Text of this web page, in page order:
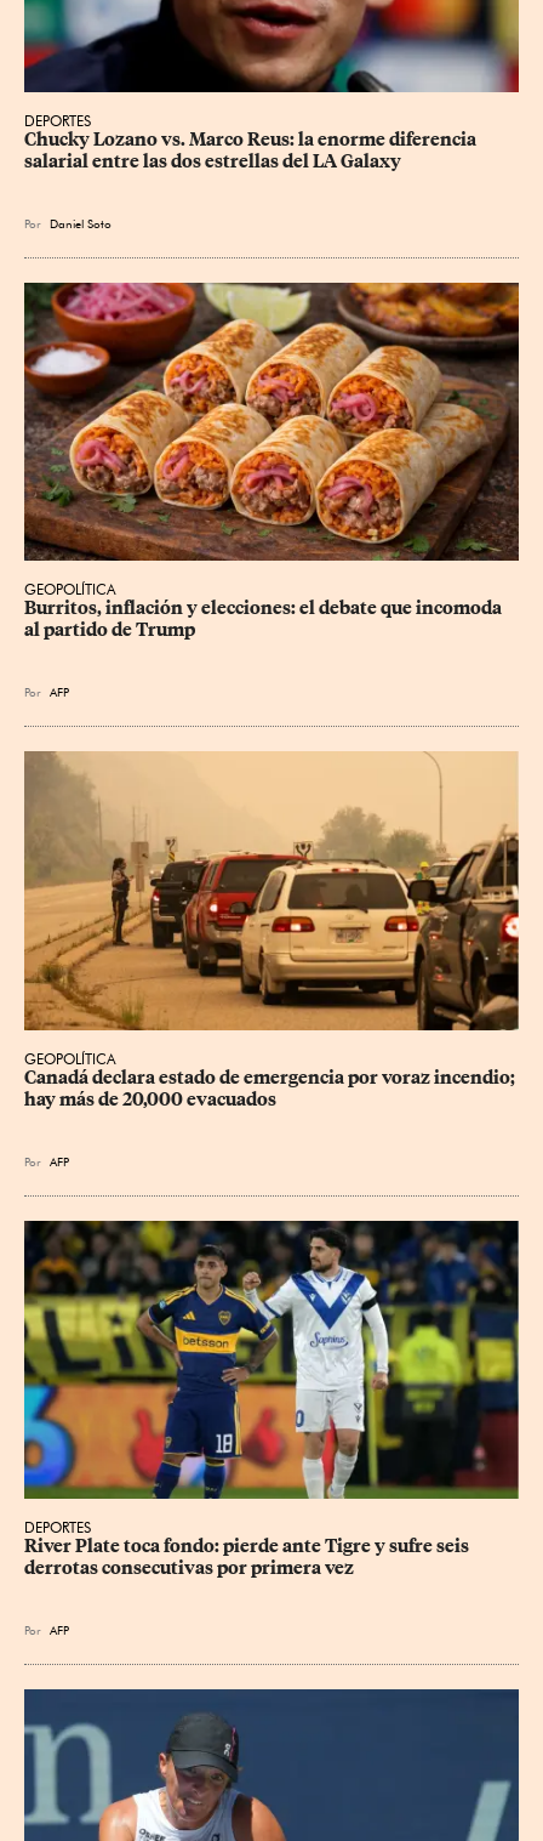
DEPORTES
Chucky Lozano vs. Marco Reus: la enorme diferencia
salarial entre las dos estrellas del LA Galaxy
Por Daniel Soto
GEOPOLÍTICA
Burritos, inflación y elecciones: el debate que incomoda
al partido de Trump
Por AFP
GEOPOLÍTICA
Canadá declara estado de emergencia por voraz incendio;
hay más de 20,000 evacuados
Por AFP
DEPORTES
River Plate toca fondo: pierde ante Tigre y sufre seis
derrotas consecutivas por primera vez
Por AFP